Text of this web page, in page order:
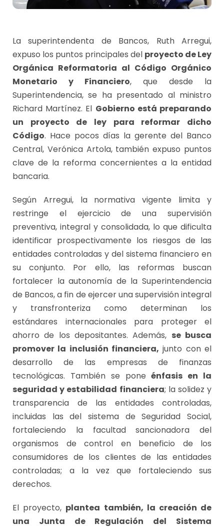
La superintendenta de Bancos, Ruth Arregui,
expuso los puntos principales del proyecto de Ley
Orgánica Reformatoria al Código Orgánico
Monetario y Financiero, que desde la
Superintendencia, se ha presentado al ministro
Richard Martínez. El Gobierno está preparando
un proyecto de ley para reformar dicho
Código. Hace pocos días la gerente del Banco
Central, Verónica Artola, también expuso puntos
clave de la reforma concernientes a la entidad
bancaria.
Según Arregui, la normativa vigente limita y
restringe el ejercicio de una supervisión
preventiva, integral y consolidada, lo que dificulta
identificar prospectivamente los riesgos de las
entidades controladas y del sistema financiero en
su conjunto. Por ello, las reformas buscan
fortalecer la autonomía de la Superintendencia
de Bancos, a fin de ejercer una supervisión integral
y transfronteriza como determinan los
estándares internacionales para proteger el
ahorro de los depositantes. Además, se busca
promover la inclusión financiera, junto con el
desarrollo de las empresas de finanzas
tecnológicas. También se poneénfasis en la
seguridad y estabilidad financiera; la solidez y
transparencia de las entidades controladas,
incluidas las del sistema de Seguridad Social,
fortaleciendo la facultad sancionadora del
organismos de control en beneficio de los
consumidores de los clientes de las entidades
controladas; a la vez que fortaleciendo sus
derechos.
El proyecto, plantea también, la creación de
una Junta de Regulación del Sistema